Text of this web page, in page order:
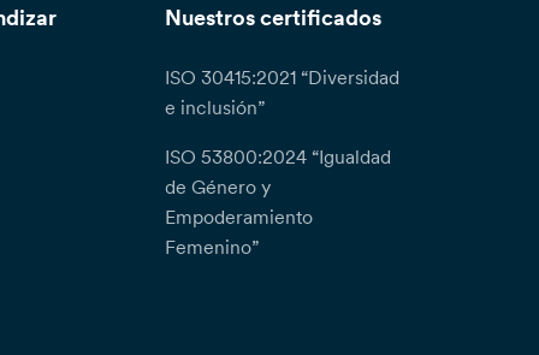
Nuestros certificados
ISO 30415:2021 “Diversidad
e inclusión”
ISO 53800:2024 “Igualdad
de Género y
Empoderamiento
Femenino”